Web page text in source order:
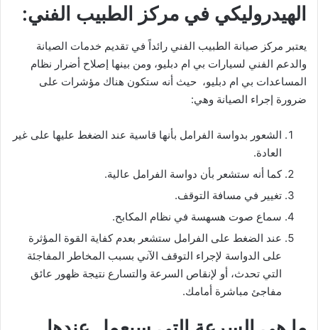
الهيدروليكي في مركز الطبيب الفني:
يعتبر مركز صيانة الطبيب الفني رائداً في تقديم خدمات الصيانة
والدعم الفني لسيارات بي ام دبليو، ومن بينها إصلاح أضرار نظام
المساعدات بي ام دبليو، حيث أنه ستكون هناك مؤشرات على
ضرورة إجراء الصيانة وهي:
الشعور بدواسة الفرامل بأنها قاسية عند الضغط عليها على غير
العادة.
كما أنه ستشعر بأن دواسة الفرامل عالية.
تغيير في مسافة التوقف.
سماع صوت هسهسة في نظام المكابح.
عند الضغط على الفرامل ستشعر بعدم كفاية القوة المؤثرة
على الدواسة لإجراء التوقف الآني بسبب المخاطر المفاجئة
التي تحدث، أو لإنقاص السرعة والتسارع نتيجة ظهور عائق
مفاجئ مباشرة أمامك.